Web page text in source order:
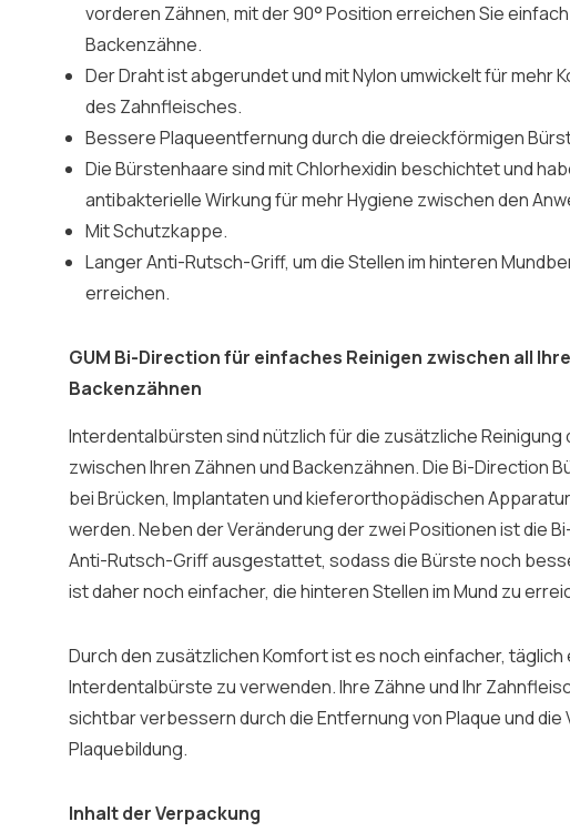
vorderen Zähnen, mit der 90° Position erreichen Sie
Backenzähne.
Der Draht ist abgerundet und mit Nylon umwickelt für mehr
des Zahnfleisches.
Bessere Plaqueentfernung durch die dreieckförmigen
Die Bürstenhaare sind mit Chlorhexidin beschichtet und
antibakterielle Wirkung für mehr Hygiene zwischen den
Mit Schutzkappe.
Langer Anti-Rutsch-Griff, um die Stellen im hinteren
erreichen.
GUM Bi-Direction für einfaches Reinigen zwischen all
Backenzähnen
Interdentalbürsten sind nützlich für die zusätzliche Reinigung
zwischen Ihren Zähnen und Backenzähnen. Die Bi-Direction
bei Brücken, Implantaten und kieferorthopädischen
werden. Neben der Veränderung der zwei Positionen ist die
Anti-Rutsch-Griff ausgestattet, sodass die Bürste noch
ist daher noch einfacher, die hinteren Stellen im Mund zu
Durch den zusätzlichen Komfort ist es noch einfacher, täglich
Interdentalbürste zu verwenden. Ihre Zähne und Ihr
sichtbar verbessern durch die Entfernung von Plaque und die
Plaquebildung.
Inhalt der Verpackung